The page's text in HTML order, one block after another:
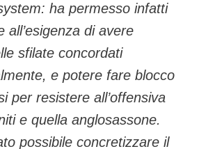
ha permesso infatti
all’esigenza di avere
sfilate concordati
e potere fare blocco
per resistere all’offensiva
e quella anglosassone.
possibile concretizzare il